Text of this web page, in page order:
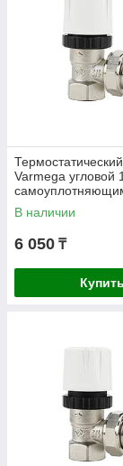
Varmega угловой
полусгоном
В наличии
6 050 ₸
Купить